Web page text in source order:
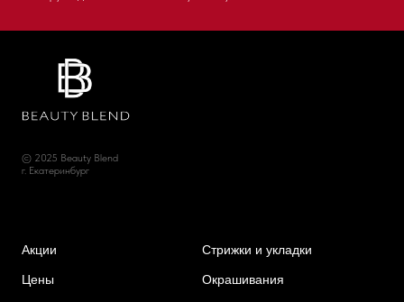
© 2025 Beauty Blend
г. Екатеринбург
Акции
Цены
Стрижки и укладки
Окрашивания